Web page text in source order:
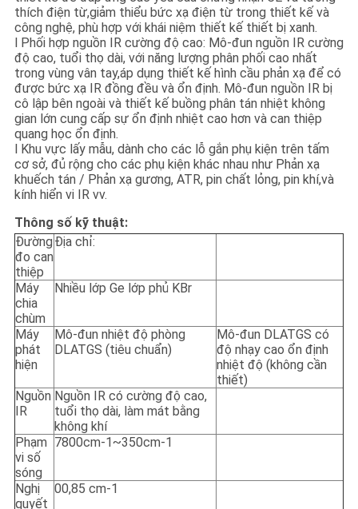
thích điện từ,giảm thiểu bức xạ điện từ trong thiết kế và
công nghệ, phù hợp với khái niệm thiết kế thiết bị xanh.
l Phối hợp nguồn IR cường độ cao: Mô-đun nguồn IR cường
độ cao, tuổi thọ dài, với năng lượng phân phối cao nhất
trong vùng vân tay,áp dụng thiết kế hình cầu phản xạ để có
được bức xạ IR đồng đều và ổn định. Mô-đun nguồn IR bị
cô lập bên ngoài và thiết kế buồng phân tán nhiệt không
gian lớn cung cấp sự ổn định nhiệt cao hơn và can thiệp
quang học ổn định.
l Khu vực lấy mẫu, dành cho các lỗ gắn phụ kiện trên tấm
cơ sở, đủ rộng cho các phụ kiện khác nhau như Phản xạ
khuếch tán / Phản xạ gương, ATR, pin chất lỏng, pin khí,và
kính hiển vi IR vv.
Thông số kỹ thuật:
Đường
đo can
thiệp
Địa chỉ:
Máy
chia
chùm
Nhiều lớp Ge lớp phủ KBr
Máy
phát
hiện
Mô-đun nhiệt độ phòng
DLATGS (tiêu chuẩn)
Mô-đun DLATGS có
độ nhạy cao ổn định
nhiệt độ (không cần
thiết)
Nguồn
IR
Nguồn IR có cường độ cao,
tuổi thọ dài, làm mát bằng
không khí
Phạm
vi số
sóng
7800cm-1~350cm-1
Nghị
quyết
00,85 cm-1